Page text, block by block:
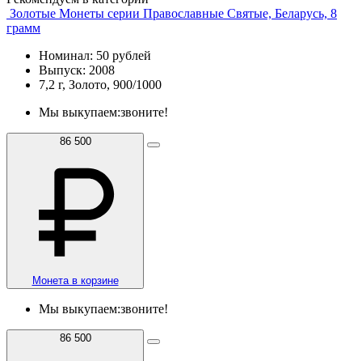
Золотые Монеты серии Православные Святые, Беларусь, 8
грамм
Номинал: 50 рублей
Выпуск: 2008
7,2 г, Золото, 900/1000
Мы выкупаем:звоните!
86 500
Монета в корзине
Мы выкупаем:звоните!
86 500